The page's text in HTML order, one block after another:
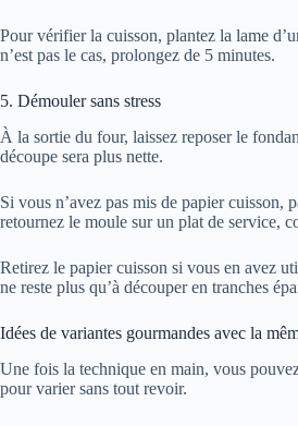
Pour vérifier la cuisson, plantez la lame
n’est pas le cas, prolongez de 5 minutes.
5. Démouler sans stress
À la sortie du four, laissez reposer le
découpe sera plus nette.
Si vous n’avez pas mis de papier cuisson,
retournez le moule sur un plat de service,
Retirez le papier cuisson si vous en avez
ne reste plus qu’à découper en tranches
Idées de variantes gourmandes avec la
Une fois la technique en main, vous
pour varier sans tout revoir.